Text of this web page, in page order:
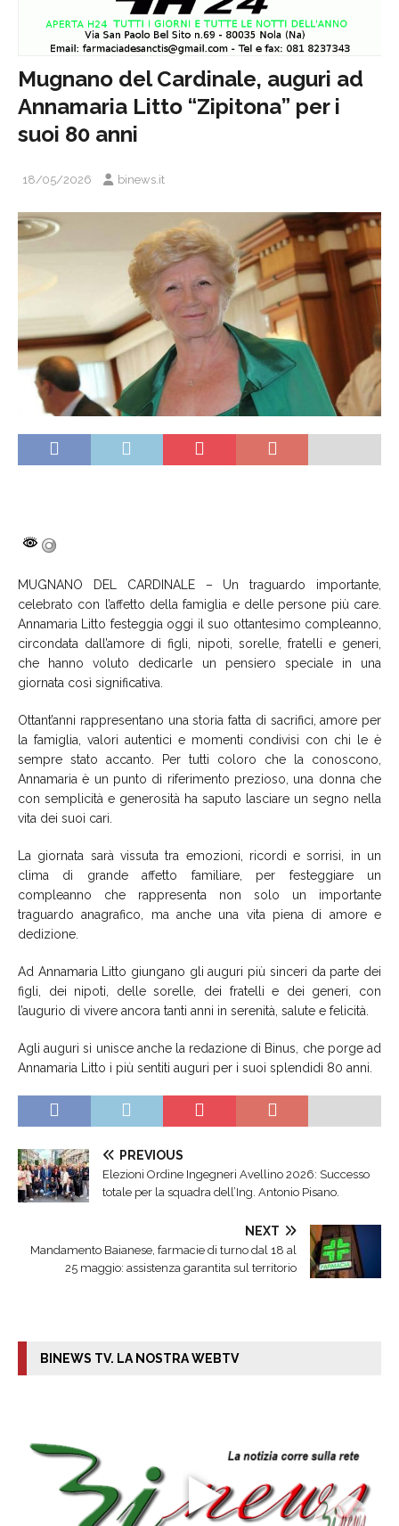
Mugnano del Cardinale, auguri ad
Annamaria Litto “Zipitona” per i
suoi 80 anni
18/05/2026 binews.it
MUGNANO DEL CARDINALE – Un traguardo importante,
celebrato con l’affetto della famiglia e delle persone più care.
Annamaria Litto festeggia oggi il suo ottantesimo compleanno,
circondata dall’amore di figli, nipoti, sorelle, fratelli e generi,
che hanno voluto dedicarle un pensiero speciale in una
giornata così significativa.
Ottant’anni rappresentano una storia fatta di sacrifici, amore per
la famiglia, valori autentici e momenti condivisi con chi le è
sempre stato accanto. Per tutti coloro che la conoscono,
Annamaria è un punto di riferimento prezioso, una donna che
con semplicità e generosità ha saputo lasciare un segno nella
vita dei suoi cari.
La giornata sarà vissuta tra emozioni, ricordi e sorrisi, in un
clima di grande affetto familiare, per festeggiare un
compleanno che rappresenta non solo un importante
traguardo anagrafico, ma anche una vita piena di amore e
dedizione.
Ad Annamaria Litto giungano gli auguri più sinceri da parte dei
figli, dei nipoti, delle sorelle, dei fratelli e dei generi, con
l’augurio di vivere ancora tanti anni in serenità, salute e felicità.
Agli auguri si unisce anche la redazione di Binus, che porge ad
Annamaria Litto i più sentiti auguri per i suoi splendidi 80 anni.
PREVIOUS
Elezioni Ordine Ingegneri Avellino 2026: Successo
totale per la squadra dell’Ing. Antonio Pisano.
NEXT
Mandamento Baianese, farmacie di turno dal 18 al
25 maggio: assistenza garantita sul territorio
BINEWS TV. LA NOSTRA WEBTV